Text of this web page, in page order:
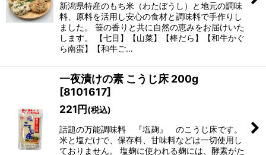
新潟県特産のもち米（わたぼうし）と地元の調味
料、原料を活用し安心の食材と調味料で手作りし
ました。 笹の香りと共に自然の恵みをお届けいた
します。 【七目】【山菜】【棒だら】【和牛かぐ
ら南蛮】【和牛ご…
一夜漬けの素 こうじ床 200g
[8101617]
221円(税込)
話題の万能調味料 『塩麹』 のこうじ床です。
米と塩だけで、保存料、甘味料などは一切使用し
ておりません。 塩麹に使われる麹には、酵素がた